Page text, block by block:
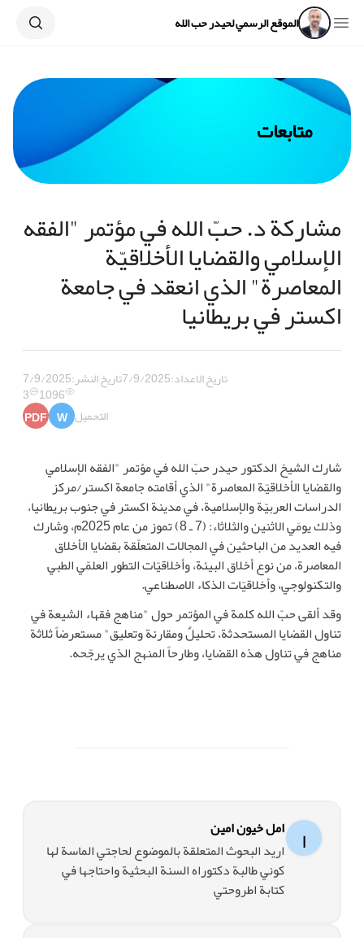
Open sidebarالموقع الرسمي لحيدر حب الله Search
متابعات
مشاركة د. حبّ الله في مؤتمر "الفقه
الإسلامي والقضايا الأخلاقيّة
المعاصرة" الذي انعقد في جامعة
اكستر في بريطانيا
تاريخ الاعداد:7/9/2025تاريخ النشر:7/9/2025
1096
3
التحميل
PDF W
شارك الشيخ الدكتور حيدر حبّ الله في مؤتمر "الفقه الإسلامي
والقضايا الأخلاقيّة المعاصرة" الذي أقامته جامعة اكستر/مركز
الدراسات العربيّة والإسلامية، في مدينة اكستر في جنوب بريطانيا،
وذلك يومَي الاثنين والثلاثاء: (7 ـ 8) تموز من عام 2025م، وشارك
فيه العديد من الباحثين في المجالات المتعلّقة بقضايا الأخلاق
المعاصرة، من نوع أخلاق البيئة، وأخلاقيّات التطور العلمّي الطبي
والتكنولوجي، وأخلاقيّات الذكاء الاصطناعي.
وقد ألقى حبّ الله كلمة في المؤتمر حول "مناهج فقهاء الشيعة في
تناول القضايا المستحدثة، تحليلٌ ومقارنة وتعليق" مستعرضاً ثلاثة
مناهج في تناول هذه القضايا، وطارحاً المنهج الذي يرجّحه.
ا
امل خيون امين
اريد البحوث المتعلقة بالموضوع لحاجتي الماسة لها
كوني طالبة دكتوراه السنة البحثية واحتاجها في
كتابة اطروحتي